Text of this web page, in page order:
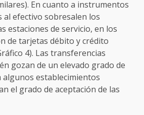
En cuanto a instrumentos
efectivo sobresalen los
estaciones de servicio, en los
de tarjetas débito y crédito
4). Las transferencias
gozan de un elevado grado de
algunos establecimientos
el grado de aceptación de las